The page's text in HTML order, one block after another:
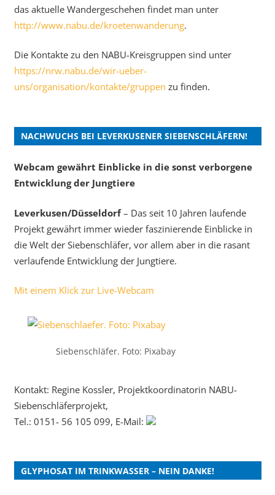
das aktuelle Wandergeschehen findet man unter
http://www.nabu.de/kroetenwanderung.
Die Kontakte zu den NABU-Kreisgruppen sind unter
https://nrw.nabu.de/wir-ueber-
uns/organisation/kontakte/gruppen zu finden.
NACHWUCHS BEI LEVERKUSENER SIEBENSCHLÄFERN!
Webcam gewährt Einblicke in die sonst verborgene
Entwicklung der Jungtiere
Leverkusen/Düsseldorf– Das seit 10 Jahren laufende
Projekt gewährt immer wieder faszinierende Einblicke in
die Welt der Siebenschläfer, vor allem aber in die rasant
verlaufende Entwicklung der Jungtiere.
Mit einem Klick zur Live-Webcam
Siebenschläfer. Foto: Pixabay
Kontakt: Regine Kossler, Projektkoordinatorin NABU-
Siebenschläferprojekt,
Tel.: 0151- 56 105 099, E-Mail:
GLYPHOSAT IM TRINKWASSER – NEIN DANKE!